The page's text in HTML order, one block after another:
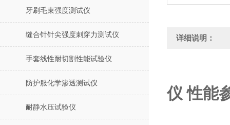
牙刷毛束强度测试仪
缝合针针尖强度刺穿力测试仪
手套线性耐切割性能试验仪
防护服化学渗透测试仪
耐静水压试验仪
详细说明：
仪 性能